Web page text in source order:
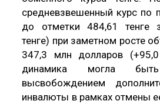
средневзвешенный курс по
до отметки 484,61 тенге
тенге) при заметном росте
347,3 млн долларов
динамика могла
высвобождением
инвалюты в рамках отмены